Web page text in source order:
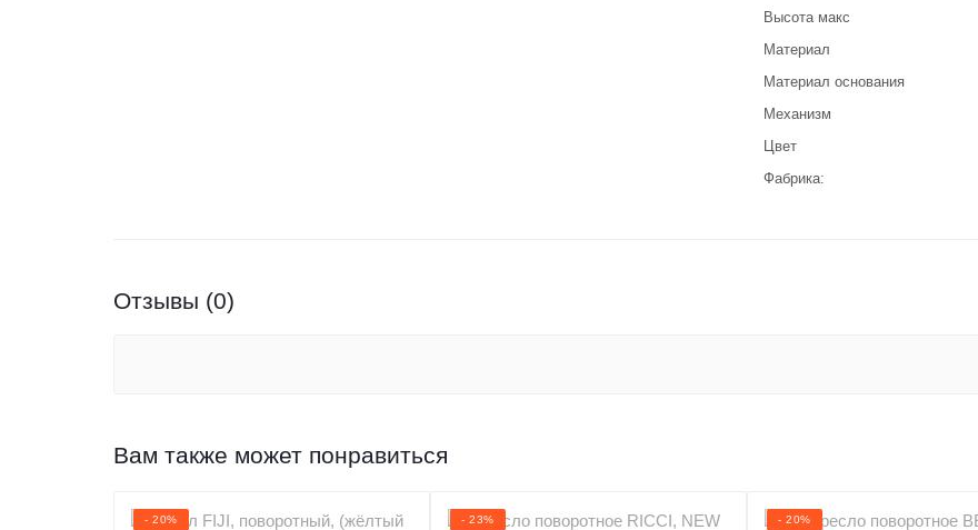
Высота макс
Материал
Материал основания
Механизм
Цвет
Фабрика:
Отзывы (0)
Вам также может понравиться
- 20% - 23% - 20%